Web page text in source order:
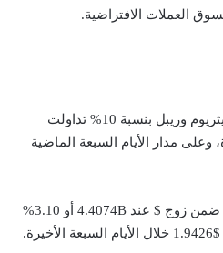
حيث كانت أعلى القيم السوقية لعملة ريبل، تصل الى $210.6006B.مع تراجع عملة إيثريوم وريبل بنسبة 10% تداولت
ساعة الأخيرة، وعلى مدار الأيام السبعة الماضية
وأما حجم عملة ريبل تداول في الأربعة وعشرين ساعة الأخيرة حتى كتابة هذا التقرير ضمن زوج $ عند 4.4074B أو 3.10%